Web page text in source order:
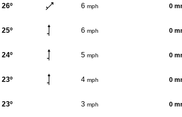
26º 6 mph 0
25º 6 mph 0
24º 5 mph 0
23º 4 mph 0
23º 3 mph 0